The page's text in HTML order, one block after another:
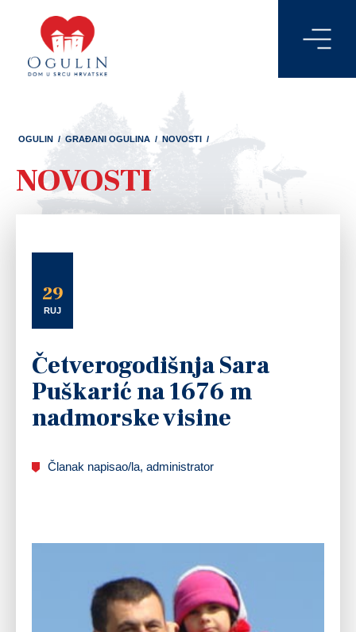
OGULIN / GRAĐANI OGULINA / NOVOSTI /
NOVOSTI
29
RUJ
Četverogodišnja Sara
Puškarić na 1676 m
nadmorske visine
Članak napisao/la, administrator